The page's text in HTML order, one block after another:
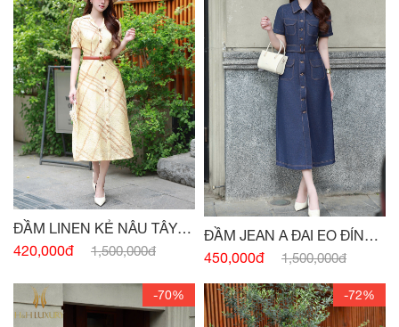
ĐẦM LINEN KẺ NÂU TÂY
CỔ VEST
420,000đ 1,500,000đ
ĐẦM JEAN A ĐAI EO ĐÍNH
CÚC
450,000đ 1,500,000đ
-70% -72%